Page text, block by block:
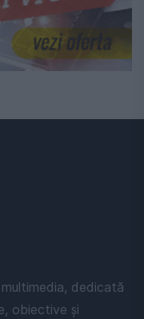
dedicată
obiective și